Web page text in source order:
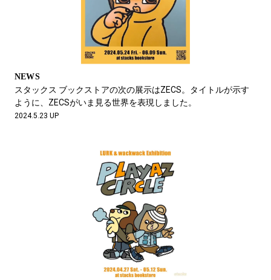
NEWS
スタックス ブックストアの次の展示はZECS。タイトルが示す
ように、ZECSがいま見る世界を表現しました。
2024.5.23 UP